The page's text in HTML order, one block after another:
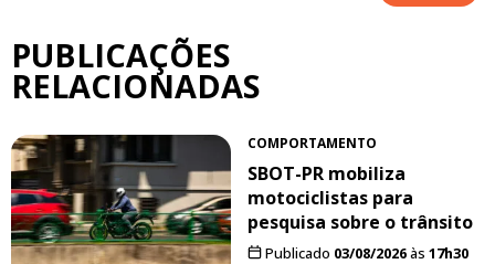
PUBLICAÇÕES
RELACIONADAS
COMPORTAMENTO
SBOT-PR mobiliza
motociclistas para
pesquisa sobre o trânsito
Publicado 03/08/2026às 17h30